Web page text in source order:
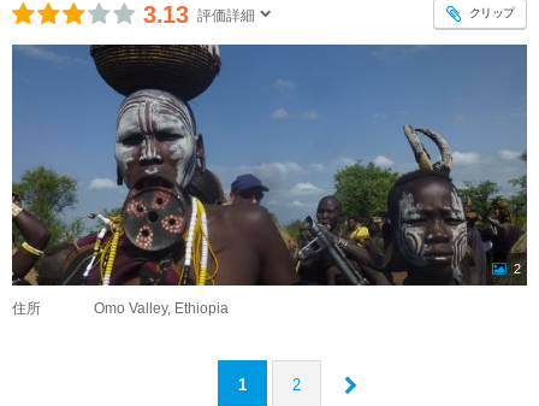
3.13 評価詳細 クリップ
2
住所 Omo Valley, Ethiopia
1 2